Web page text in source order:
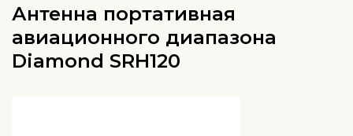
Антенна портативная
авиационного диапазона
Diamond SRH120